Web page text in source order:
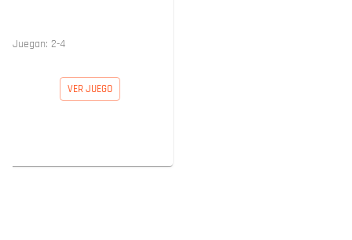
Juegan: 2-4
VER JUEGO